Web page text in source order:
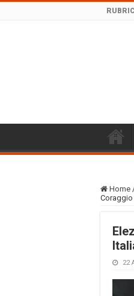
Home
Coraggio
22